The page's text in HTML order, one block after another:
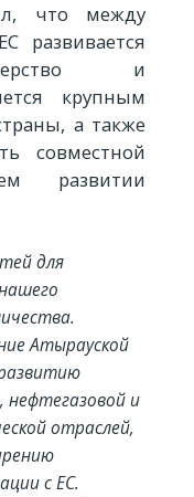
что между
развивается
и
крупным
а также
совместной
развитии
для
Атырауской
нефтегазовой и
отраслей,
с ЕС.